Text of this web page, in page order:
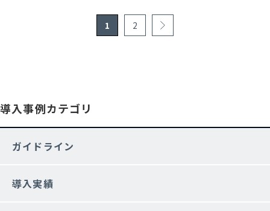
導入事例カテゴリ
ガイドライン
導入実績
1 2